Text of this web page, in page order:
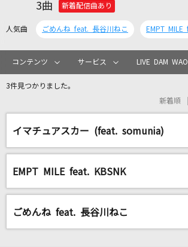
カラオケリクエスト
リアルタイムで歌われている曲の
好きだ。(ビデオクリップバージョ
Little Glee Monster
三田明
3曲 新着配信曲あり
人気曲 ごめんね feat. 長谷川ねこ EMPT MILE
コンテンツ サービス LIVE DAM
3件見つかりました。
新着順
イマチュアスカー (feat. somunia)
EMPT MILE feat. KBSNK
ごめんね feat. 長谷川ねこ